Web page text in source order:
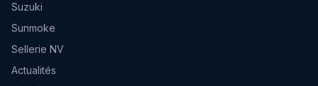
Suzuki
Sunmoke
Sellerie NV
Actualités